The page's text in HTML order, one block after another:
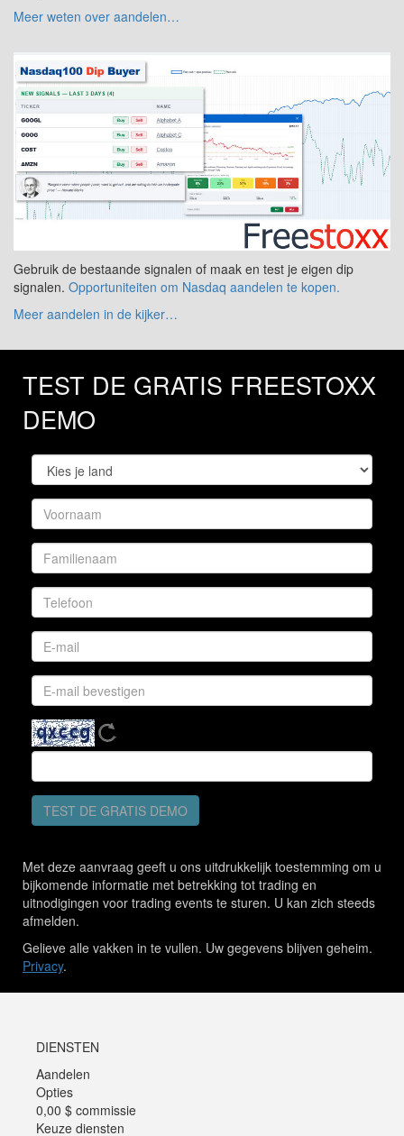
Meer weten over aandelen…
Gebruik de bestaande signalen of maak en test je eigen dip
signalen. Opportuniteiten om Nasdaq aandelen te kopen.
Meer aandelen in de kijker…
TEST DE GRATIS FREESTOXX
DEMO
TEST DE GRATIS DEMO
Met deze aanvraag geeft u ons uitdrukkelijk toestemming om u
bijkomende informatie met betrekking tot trading en
uitnodigingen voor trading events te sturen. U kan zich steeds
afmelden.
Gelieve alle vakken in te vullen. Uw gegevens blijven geheim.
Privacy.
DIENSTEN
Aandelen
Opties
0,00 $ commissie
Keuze diensten